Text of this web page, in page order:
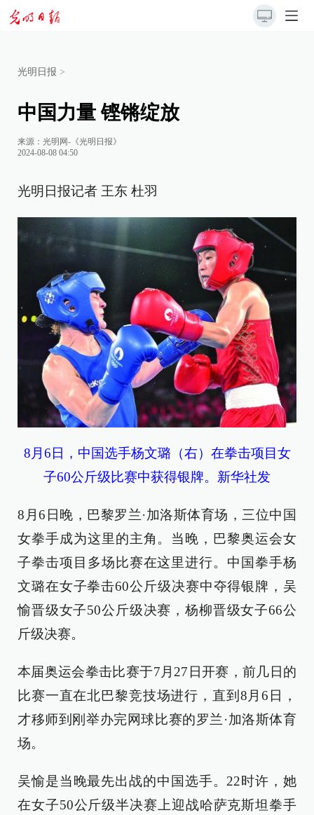
光明日报 >
中国力量 铿锵绽放
来源： 光明网-《光明日报》
2024-08-08 04:50
光明日报记者 王东 杜羽
8月6日，中国选手杨文璐（右）在拳击项目女
子60公斤级比赛中获得银牌。新华社发
8月6日晚，巴黎罗兰·加洛斯体育场，三位中国
女拳手成为这里的主角。当晚，巴黎奥运会女
子拳击项目多场比赛在这里进行。中国拳手杨
文璐在女子拳击60公斤级决赛中夺得银牌，吴
愉晋级女子50公斤级决赛，杨柳晋级女子66公
斤级决赛。
本届奥运会拳击比赛于7月27日开赛，前几日的
比赛一直在北巴黎竞技场进行，直到8月6日，
才移师到刚举办完网球比赛的罗兰·加洛斯体育
场。
吴愉是当晚最先出战的中国选手。22时许，她
在女子50公斤级半决赛上迎战哈萨克斯坦拳手